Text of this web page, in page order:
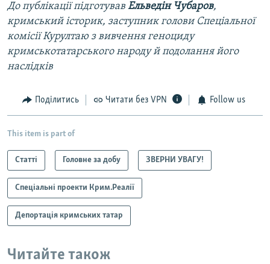
До публікації підготував Ельведін Чубаров,
кримський історик, заступник голови Спеціальної
комісії Курултаю з вивчення геноциду
кримськотатарського народу й подолання його
наслідків
Поділитись Читати без VPN Follow us
This item is part of
Статті Головне за добу ЗВЕРНИ УВАГУ!
Спеціальні проекти Крим.Реалії
Депортація кримських татар
Читайте також